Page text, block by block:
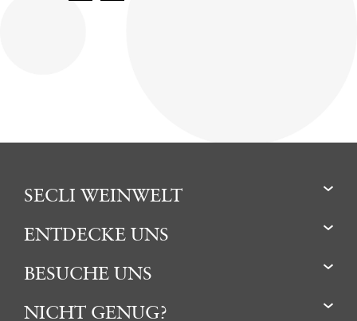
SECLI WEINWELT
ENTDECKE UNS
BESUCHE UNS
NICHT GENUG?